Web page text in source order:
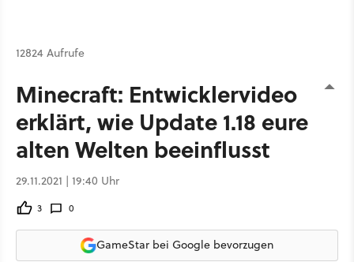
12824 Aufrufe
Minecraft: Entwicklervideo
erklärt, wie Update 1.18 eure
alten Welten beeinflusst
29.11.2021 | 19:40 Uhr
3 0
GameStar bei Google bevorzugen